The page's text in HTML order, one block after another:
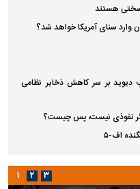
هستند
وارد سنای آمریکا خواهد شد؟
بر سر کاهش ذخایر نظامی
اگر نفوذی نیست، پس چیست؟
اف-۵
۱ ۲ ۳